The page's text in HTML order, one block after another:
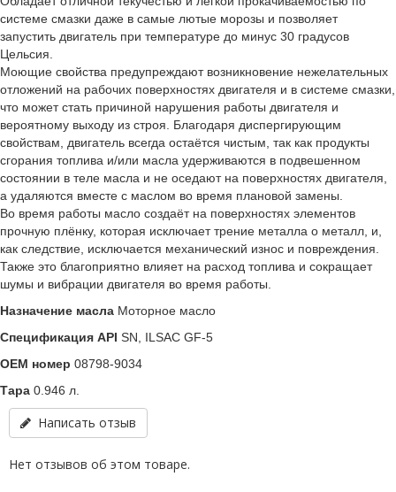
системе смазки даже в самые лютые морозы и позволяет
запустить двигатель при температуре до минус 30 градусов
Цельсия.
Моющие свойства предупреждают возникновение нежелательных
отложений на рабочих поверхностях двигателя и в системе смазки,
что может стать причиной нарушения работы двигателя и
вероятному выходу из строя. Благодаря диспергирующим
свойствам, двигатель всегда остаётся чистым, так как продукты
сгорания топлива и/или масла удерживаются в подвешенном
состоянии в теле масла и не оседают на поверхностях двигателя,
а удаляются вместе с маслом во время плановой замены.
Во время работы масло создаёт на поверхностях элементов
прочную плёнку, которая исключает трение металла о металл, и,
как следствие, исключается механический износ и повреждения.
Также это благоприятно влияет на расход топлива и сокращает
шумы и вибрации двигателя во время работы.
Назначение масла Моторное масло
Спецификация API SN, ILSAC GF-5
OEM номер 08798-9034
Тара 0.946 л.
Написать отзыв
Нет отзывов об этом товаре.